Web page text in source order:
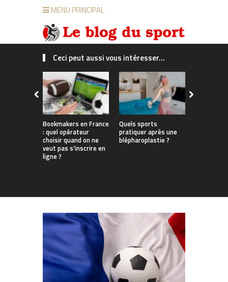
MENU PRINCIPAL
Ceci peut aussi vous intéresser...
Bookmakers en France
: quel opérateur
choisir quand on ne
veut pas s’inscrire en
ligne ?
Quels sports
pratiquer après une
blépharoplastie ?